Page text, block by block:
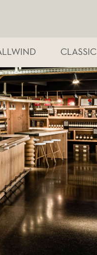
CLASSIC